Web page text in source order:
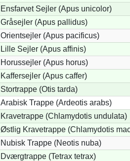
Ensfarvet Sejler (Apus unicolor)
Gråsejler (Apus pallidus)
Orientsejler (Apus pacificus)
Lille Sejler (Apus affinis)
Horussejler (Apus horus)
Kaffersejler (Apus caffer)
Stortrappe (Otis tarda)
Arabisk Trappe (Ardeotis arabs)
Kravetrappe (Chlamydotis undulata)
Østlig Kravetrappe (Chlamydotis
Nubisk Trappe (Neotis nuba)
Dværgtrappe (Tetrax tetrax)